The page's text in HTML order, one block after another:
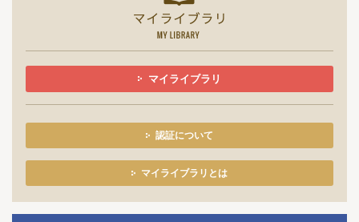
マイライブラリ
認証について
マイライブラリとは